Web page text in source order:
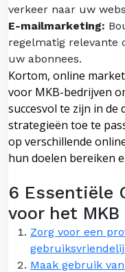
verkeer naar uw
E-mailmarketing:
regelmatig relevante
uw abonnees.
Kortom, online
voor MKB-bedrijven
succesvol te zijn in de
strategieën toe te
op verschillende
hun doelen bereiken
6 Essentiële
voor het MKB
Zorg voor een
Maak gebruik